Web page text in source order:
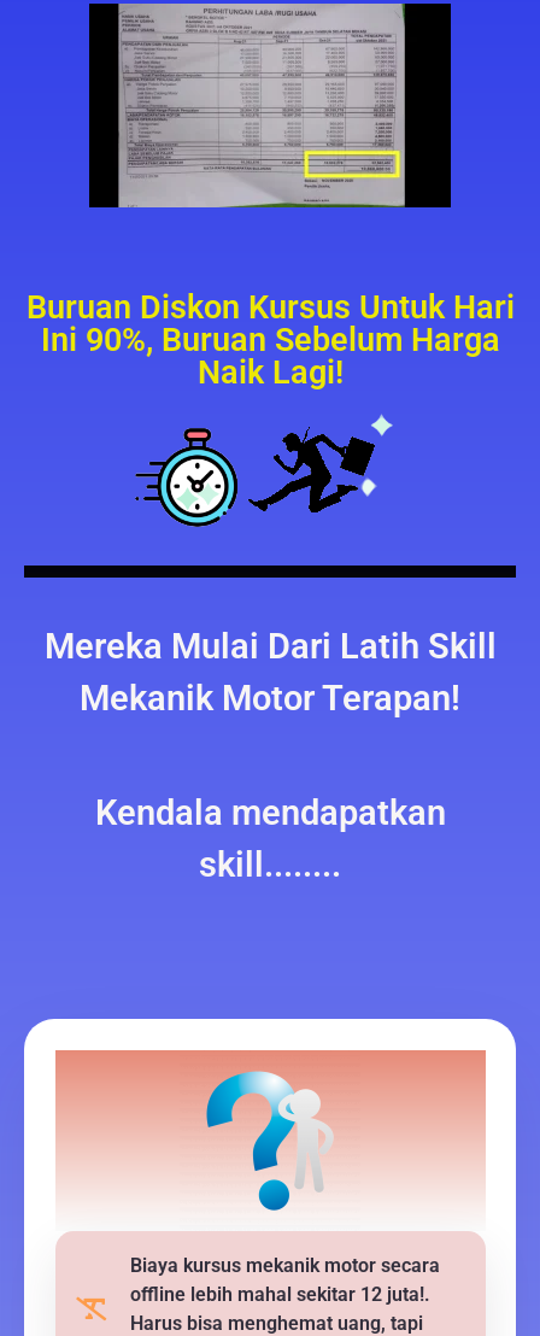
Buruan Diskon Kursus Untuk Hari
Ini 90%, Buruan Sebelum Harga
Naik Lagi!
Mereka Mulai Dari Latih Skill
Mekanik Motor Terapan!
Kendala mendapatkan
skill........
Biaya kursus mekanik motor secara
offline lebih mahal sekitar 12 juta!.
Harus bisa menghemat uang, tapi